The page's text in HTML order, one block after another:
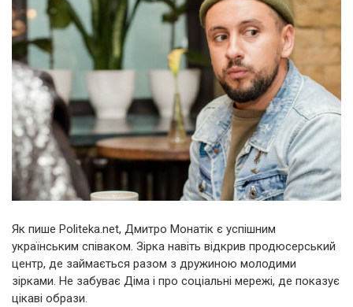
Як пише Politeka.net, Дмитро Монатік є успішним
українським співаком. Зірка навіть відкрив продюсерський
центр, де займається разом з дружиною молодими
зірками. Не забуває Діма і про соціальні мережі, де показує
цікаві образи.